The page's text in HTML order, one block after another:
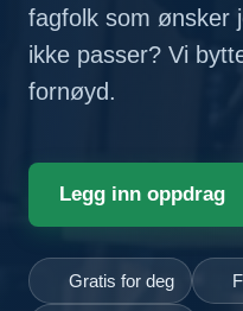
fagfolk som ønsker
ikke passer? Vi
fornøyd.
Legg inn oppdrag
Gratis for deg